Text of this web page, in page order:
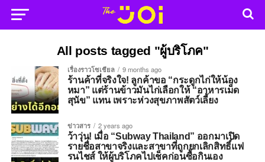
All posts tagged "ผู้บริโภค"
เรื่องราวโซเชียล 9 months ago
ร้านค้าที่จริงใจ! ลูกค้าขอ “กระดูกไก่ให้น้อง
หมา” แต่ร้านข้าวมันไก่เลือกให้ “อาหารเม็ด
สุนัข” แทน เพราะห่วงสุขภาพสัตว์เลี้ยง
ข่าวสาร 2 years ago
ว้าวุ่น! เมื่อ “Subway Thailand” ออกมาเปิด
รายชื่อสาขาจริงและสาขาที่ถูกยกเลิกสิทธิ์แฟ
รนไชส์ ให้ผู้บริโภคไปเช็คก่อนซื้อกินเอง